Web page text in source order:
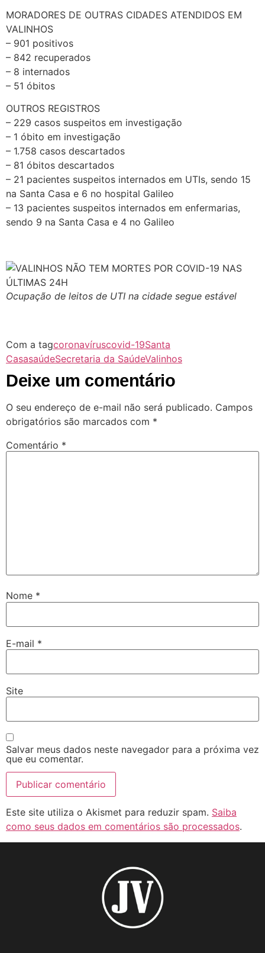
MORADORES DE OUTRAS CIDADES ATENDIDOS EM
VALINHOS
– 901 positivos
– 842 recuperados
– 8 internados
– 51 óbitos
OUTROS REGISTROS
– 229 casos suspeitos em investigação
– 1 óbito em investigação
– 1.758 casos descartados
– 81 óbitos descartados
– 21 pacientes suspeitos internados em UTIs, sendo 15
na Santa Casa e 6 no hospital Galileo
– 13 pacientes suspeitos internados em enfermarias,
sendo 9 na Santa Casa e 4 no Galileo
Ocupação de leitos de UTI na cidade segue estável
Com a tagcoronavíruscovid-19Santa
CasasaúdeSecretaria da SaúdeValinhos
Deixe um comentário
O seu endereço de e-mail não será publicado. Campos
obrigatórios são marcados com *
Comentário *
Nome *
E-mail *
Site
Salvar meus dados neste navegador para a próxima vez
que eu comentar.
Este site utiliza o Akismet para reduzir spam. Saiba
como seus dados em comentários são processados.